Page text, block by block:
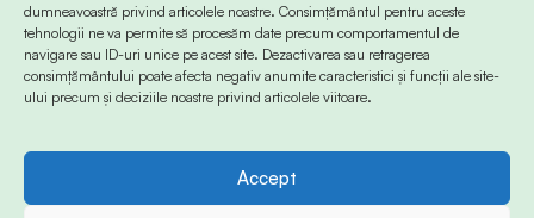
dumneavoastră privind articolele noastre. Consimțământul pentru aceste
tehnologii ne va permite să procesăm date precum comportamentul de
navigare sau ID-uri unice pe acest site. Dezactivarea sau retragerea
consimțământului poate afecta negativ anumite caracteristici și funcții ale site-
ului precum și deciziile noastre privind articolele viitoare.
Accept